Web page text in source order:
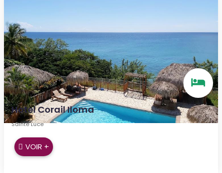
Hotel Corail Iloma
Sainte Luce
VOIR +